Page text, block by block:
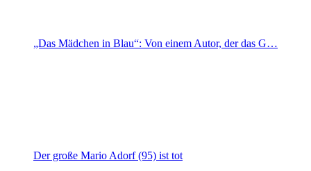
„Das Mädchen in Blau“: Von einem Autor, der das G…
Der große Mario Adorf (95) ist tot